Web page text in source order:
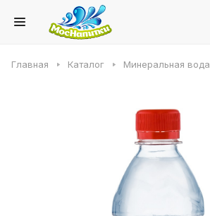
Главная Каталог Минеральная вода